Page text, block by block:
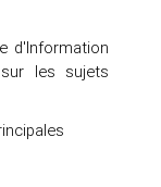
d'Information
les sujets